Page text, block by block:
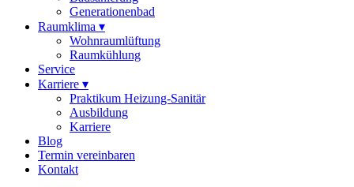
Generationenbad
Raumklima ▾
Wohnraumlüftung
Raumkühlung
Service
Karriere ▾
Praktikum Heizung-Sanitär
Ausbildung
Karriere
Blog
Termin vereinbaren
Kontakt